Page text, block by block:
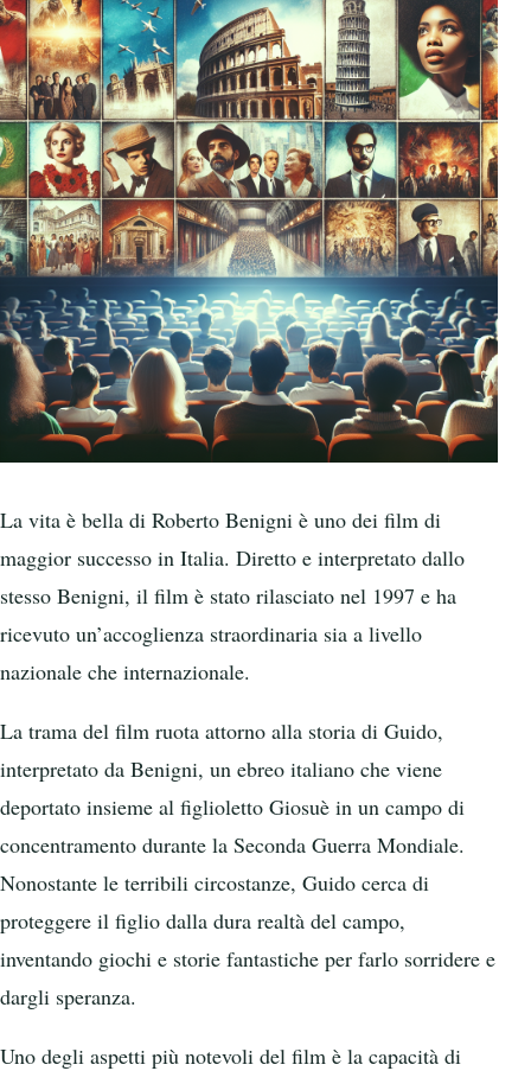
La vita è bella di Roberto Benigni è uno dei film di
maggior successo in Italia. Diretto e interpretato dallo
stesso Benigni, il film è stato rilasciato nel 1997 e ha
ricevuto un’accoglienza straordinaria sia a livello
nazionale che internazionale.
La trama del film ruota attorno alla storia di Guido,
interpretato da Benigni, un ebreo italiano che viene
deportato insieme al figlioletto Giosuè in un campo di
concentramento durante la Seconda Guerra Mondiale.
Nonostante le terribili circostanze, Guido cerca di
proteggere il figlio dalla dura realtà del campo,
inventando giochi e storie fantastiche per farlo sorridere e
dargli speranza.
Uno degli aspetti più notevoli del film è la capacità di